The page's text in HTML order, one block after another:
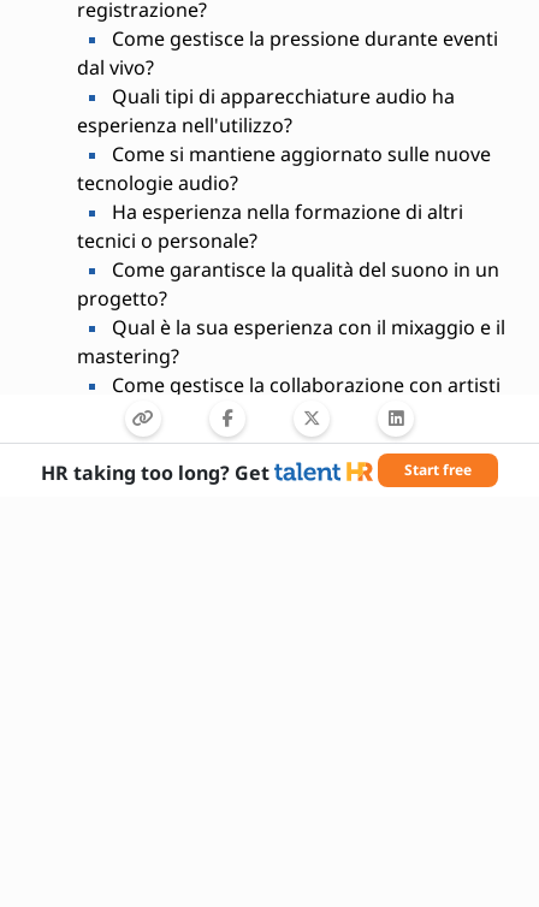
registrazione?
Come gestisce la pressione durante eventi
dal vivo?
Quali tipi di apparecchiature audio ha
esperienza nell'utilizzo?
Come si mantiene aggiornato sulle nuove
tecnologie audio?
Ha esperienza nella formazione di altri
tecnici o personale?
Come garantisce la qualità del suono in un
progetto?
Qual è la sua esperienza con il mixaggio e il
mastering?
Come gestisce la collaborazione con artisti
e registi?
Quali misure di sicurezza applica nel suo
lavoro quotidiano?
HR taking too long? Get Start free